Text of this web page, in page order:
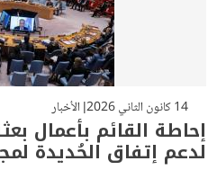
14 كانون الثاني 2026 الأخبار
إحاطة القائم بأعمال
لدعم إتفاق الحُديدة